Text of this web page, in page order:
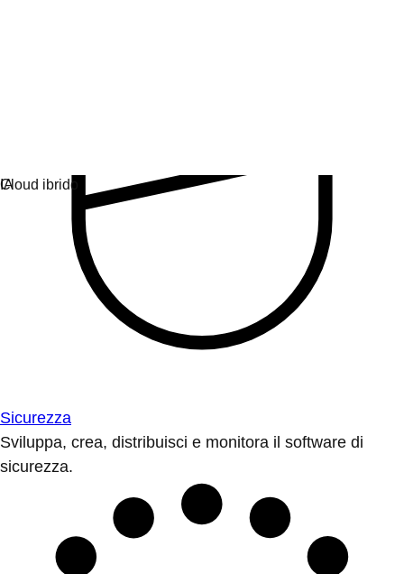
Sicurezza
Sviluppa, crea, distribuisci e monitora il software di
sicurezza.